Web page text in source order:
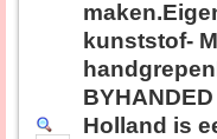
kunststof-
Holland is